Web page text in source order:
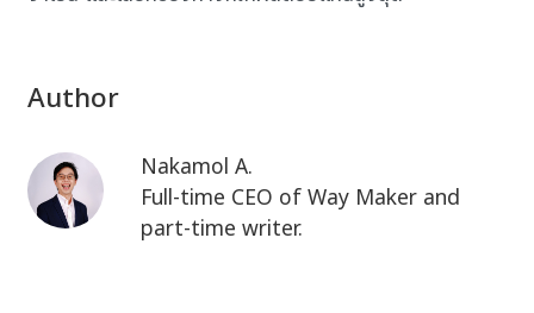
Author
Nakamol A.
Full-time CEO of Way Maker and
part-time writer.